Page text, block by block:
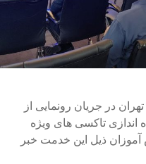
در جریان رونمایی از
اندازی تاکسی های ویژه
آموزان ذیل این خدمت خبر